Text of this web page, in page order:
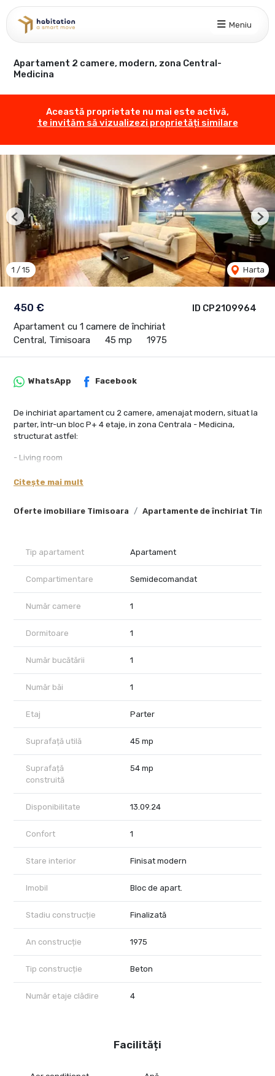
Meniu
Apartament 2 camere, modern, zona Central-
Medicina
Această proprietate nu mai este activă,
te invităm să vizualizezi proprietăți similare
ID CP2109964
450 €
Apartament cu 1 camere de închiriat
Central, Timisoara
45 mp 1975
1 / 15 Harta
Previous
Oferte imobiliare Timisoara Apartamente de închiriat
WhatsApp Facebook
De inchiriat apartament cu 2 camere, amenajat modern, situat la
parter, într-un bloc P+ 4 etaje, in zona Centrala - Medicina,
structurat astfel:
- Living room
- Bucatarie
Apartamentul prezintă finisaje moderne si dispune de toate
Confortul pe timpul verii este asigurat de aerul condiționat.
trăiască în inima orașului.
Pretul de închiriere este 450 Euro/ luna.
Se solicita o garanție de buna execuție contractuală in
cuantumul unei chirii lunare.
Citește mai mult
Tip apartament Apartament
Compartimentare Semidecomandat
Număr camere 1
Dormitoare 1
Număr bucătării 1
Număr băi 1
Etaj Parter
Suprafață utilă 45 mp
Suprafață
construită
54 mp
Disponibilitate 13.09.24
Confort 1
Stare interior Finisat modern
Imobil Bloc de apart.
Stadiu construcție Finalizată
An construcție 1975
Tip construcție Beton
Număr etaje clădire 4
Facilități